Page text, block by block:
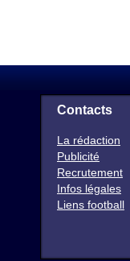
Contacts
La rédaction
Publicité
Recrutement
Infos légales
Liens football